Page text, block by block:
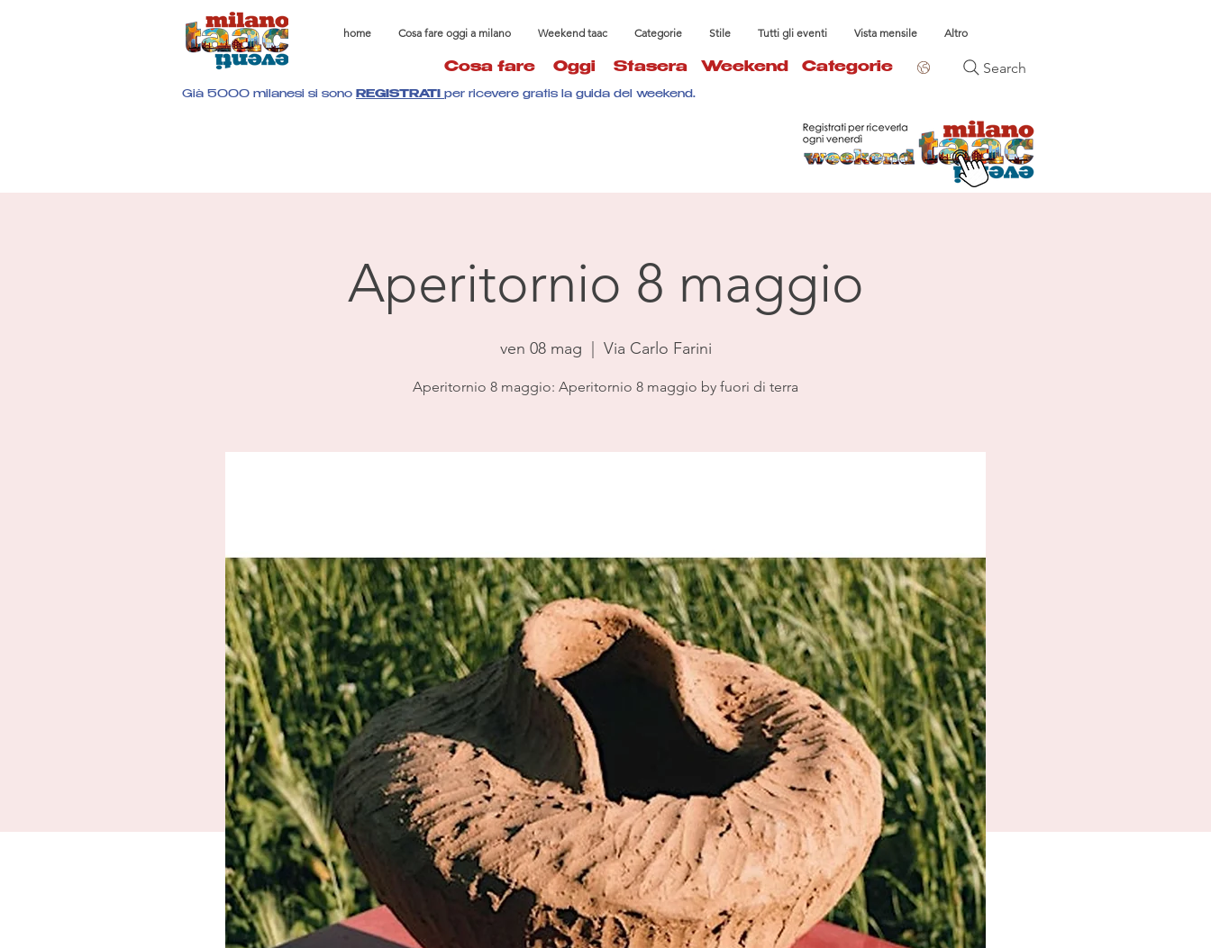
home Cosa fare oggi a milano Weekend taac Categorie Stile Tutti gli eventi Vista mensile Altro
Cosa fare Oggi Stasera Weekend Categorie Search
Già 5000 milanesi si sono REGISTRATI per ricevere gratis la guida del weekend.
Aperitornio 8 maggio
ven 08 mag Via Carlo Farini
Aperitornio 8 maggio: Aperitornio 8 maggio by fuori di terra